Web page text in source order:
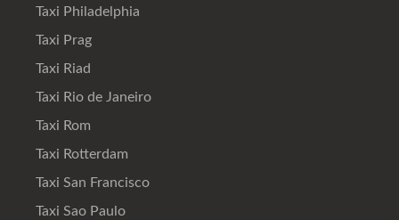
Taxi Philadelphia
Taxi Prag
Taxi Riad
Taxi Rio de Janeiro
Taxi Rom
Taxi Rotterdam
Taxi San Francisco
Taxi Sao Paulo